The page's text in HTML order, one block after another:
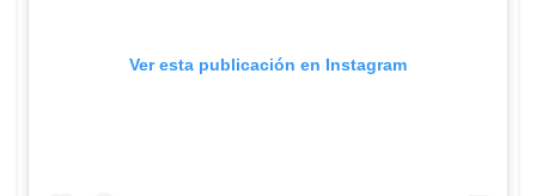
Ver esta publicación en Instagram